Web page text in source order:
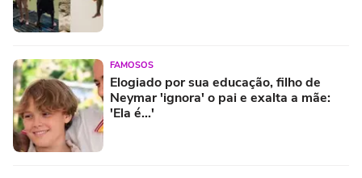
FAMOSOS
Elogiado por sua educação, filho de
Neymar 'ignora' o pai e exalta a mãe:
'Ela é...'